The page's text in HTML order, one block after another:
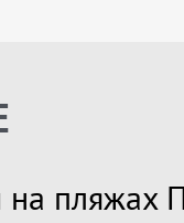
на пляжах